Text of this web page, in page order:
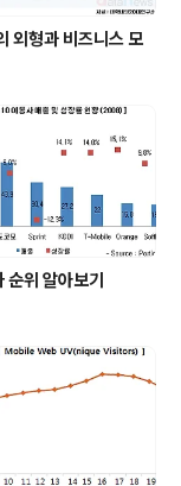
외형과 비즈니스 모
순위 알아보기